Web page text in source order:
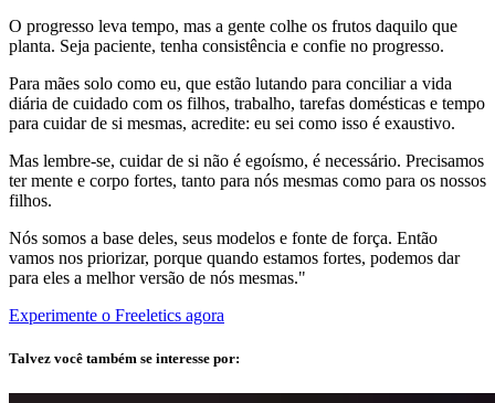
O progresso leva tempo, mas a gente colhe os frutos daquilo que
planta. Seja paciente, tenha consistência e confie no progresso.
Para mães solo como eu, que estão lutando para conciliar a vida
diária de cuidado com os filhos, trabalho, tarefas domésticas e tempo
para cuidar de si mesmas, acredite: eu sei como isso é exaustivo.
Mas lembre-se, cuidar de si não é egoísmo, é necessário. Precisamos
ter mente e corpo fortes, tanto para nós mesmas como para os nossos
filhos.
Nós somos a base deles, seus modelos e fonte de força. Então
vamos nos priorizar, porque quando estamos fortes, podemos dar
para eles a melhor versão de nós mesmas."
Experimente o Freeletics agora
Talvez você também se interesse por: